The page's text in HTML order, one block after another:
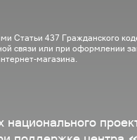
Статьи 437 Гражданского
связи или при оформлении
магазина.
национального